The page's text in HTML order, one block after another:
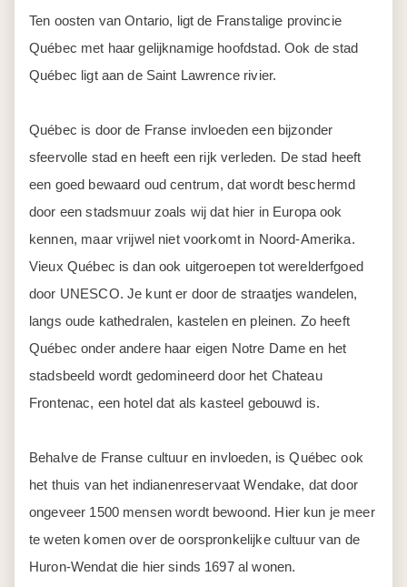
Ten oosten van Ontario, ligt de Franstalige provincie
Québec met haar gelijknamige hoofdstad. Ook de stad
Québec ligt aan de Saint Lawrence rivier.
Québec is door de Franse invloeden een bijzonder
sfeervolle stad en heeft een rijk verleden. De stad heeft
een goed bewaard oud centrum, dat wordt beschermd
door een stadsmuur zoals wij dat hier in Europa ook
kennen, maar vrijwel niet voorkomt in Noord-Amerika.
Vieux Québec is dan ook uitgeroepen tot werelderfgoed
door UNESCO. Je kunt er door de straatjes wandelen,
langs oude kathedralen, kastelen en pleinen. Zo heeft
Québec onder andere haar eigen Notre Dame en het
stadsbeeld wordt gedomineerd door het Chateau
Frontenac, een hotel dat als kasteel gebouwd is.
Behalve de Franse cultuur en invloeden, is Québec ook
het thuis van het indianenreservaat Wendake, dat door
ongeveer 1500 mensen wordt bewoond. Hier kun je meer
te weten komen over de oorspronkelijke cultuur van de
Huron-Wendat die hier sinds 1697 al wonen.